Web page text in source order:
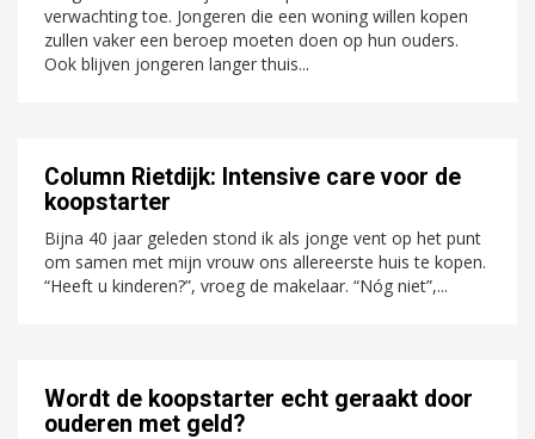
verwachting toe. Jongeren die een woning willen kopen
zullen vaker een beroep moeten doen op hun ouders.
Ook blijven jongeren langer thuis...
Column Rietdijk: Intensive care voor de
koopstarter
Bijna 40 jaar geleden stond ik als jonge vent op het punt
om samen met mijn vrouw ons allereerste huis te kopen.
“Heeft u kinderen?”, vroeg de makelaar. “Nóg niet”,...
Wordt de koopstarter echt geraakt door
ouderen met geld?